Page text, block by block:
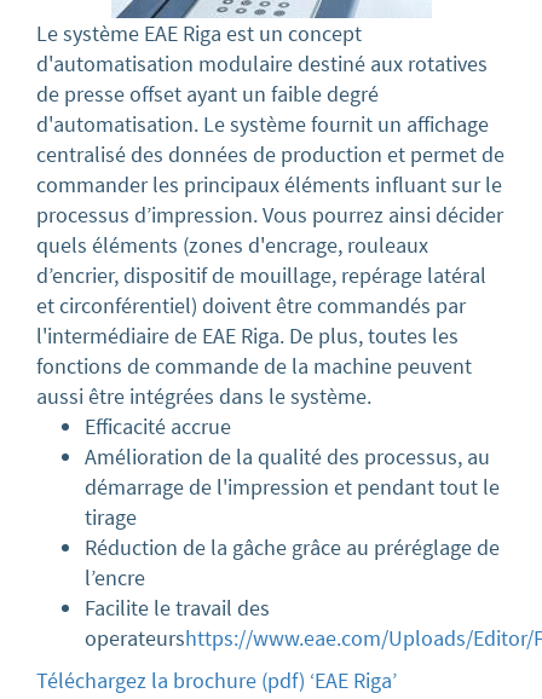
Le système EAE Riga est un concept
d'automatisation modulaire destiné aux rotatives
de presse offset ayant un faible degré
d'automatisation. Le système fournit un affichage
centralisé des données de production et permet de
commander les principaux éléments influant sur le
processus d’impression. Vous pourrez ainsi décider
quels éléments (zones d'encrage, rouleaux
d’encrier, dispositif de mouillage, repérage latéral
et circonférentiel) doivent être commandés par
l'intermédiaire de EAE Riga. De plus, toutes les
fonctions de commande de la machine peuvent
aussi être intégrées dans le système.
Efficacité accrue
Amélioration de la qualité des processus, au
démarrage de l'impression et pendant tout le
tirage
Réduction de la gâche grâce au préréglage de
l’encre
Facilite le travail des
operateurshttps://www.eae.com/Uploads/Editor/
Téléchargez la brochure (pdf) ‘EAE Riga’